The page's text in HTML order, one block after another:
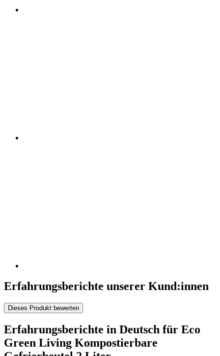
Erfahrungsberichte unserer Kund:innen
Dieses Produkt bewerten
Erfahrungsberichte in Deutsch für Eco
Green Living Kompostierbare